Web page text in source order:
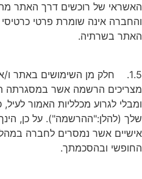
האשראי של רוכשים דרך האתר
והחברה אינה שומרת פרטי
האתר בשרתיה.
1.5. חלק מן השימושים באתר ו/
מצריכים הרשמה אשר במסגרתה
ומבלי לגרוע מכלליות האמור
שלך (להלן:"ההרשמה"). על כן,
אישיים אשר נמסרים לחברה
החופשי ובהסכמתך.